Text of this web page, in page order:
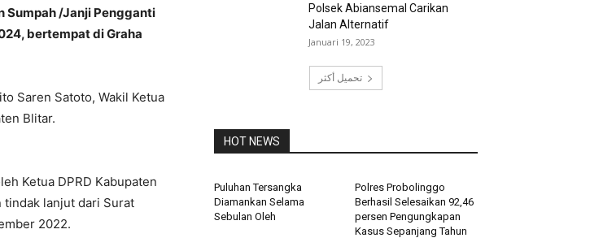
Sumpah /Janji Pengganti
bertempat di Graha
Saren Satoto, Wakil Ketua
Blitar.
Ketua DPRD Kabupaten
tindak lanjut dari Surat
2022.
Polsek Abiansemal Carikan
Jalan Alternatif
Januari 19, 2023
تحميل أكثر
HOT NEWS
Puluhan Tersangka
Diamankan Selama
Sebulan Oleh
Polres Probolinggo
Berhasil Selesaikan 92,46
persen Pengungkapan
Kasus Sepanjang Tahun